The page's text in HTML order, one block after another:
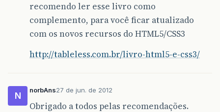
recomendo ler esse livro como
complemento, para você ficar atualizado
com os novos recursos do HTML5/CSS3
http://tableless.com.br/livro-html5-e-css3/
N
norbAns27 de jun. de 2012
Obrigado a todos pelas recomendações.